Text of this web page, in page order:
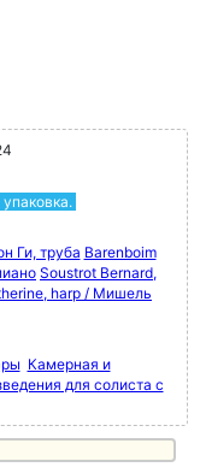
Ги, труба Barenboim
Soustrot Bernard,
harp / Мишель
Камерная и
для солиста с